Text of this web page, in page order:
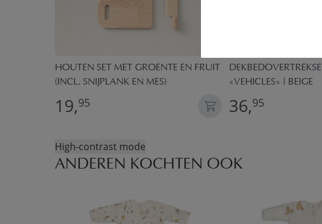
HOUTEN SET MET GROENTE EN FRUIT
(INCL. SNIJPLANK EN MES)
19,95
«VEHICLES» | BEIGE
36,95
High-contrast mode
ANDEREN KOCHTEN OOK